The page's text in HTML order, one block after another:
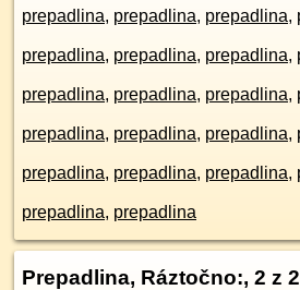
prepadlina, prepadlina, prepadlina,
prepadlina, prepadlina, prepadlina,
prepadlina, prepadlina, prepadlina,
prepadlina, prepadlina, prepadlina,
prepadlina, prepadlina, prepadlina,
prepadlina, prepadlina
Prepadlina, Ráztočno:, 2 z 2